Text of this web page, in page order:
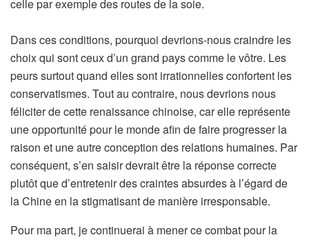
celle par exemple des routes de la soie.
Dans ces conditions, pourquoi devrions-nous craindre les
choix qui sont ceux d’un grand pays comme le vôtre. Les
peurs surtout quand elles sont irrationnelles confortent les
conservatismes. Tout au contraire, nous devrions nous
féliciter de cette renaissance chinoise, car elle représente
une opportunité pour le monde afin de faire progresser la
raison et une autre conception des relations humaines. Par
conséquent, s’en saisir devrait être la réponse correcte
plutôt que d’entretenir des craintes absurdes à l’égard de
la Chine en la stigmatisant de manière irresponsable.
Pour ma part, je continuerai à mener ce combat pour la